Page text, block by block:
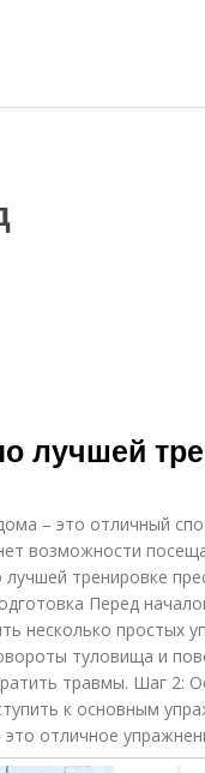
лучшей
– это отличный
возможности
тренировке
Перед
несколько простых
туловища и
травмы. Шаг 2:
к основным
отличное